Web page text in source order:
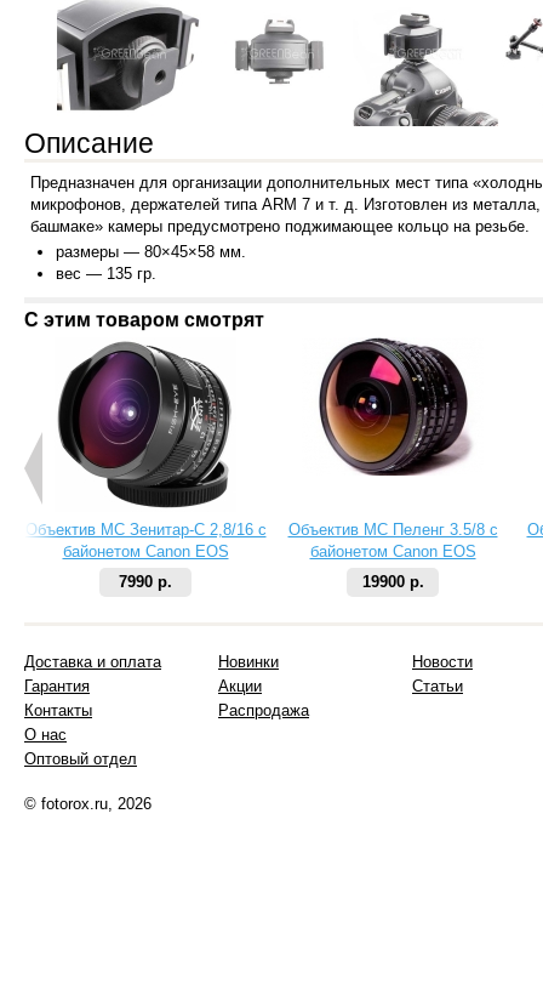
Описание
Предназначен для организации дополнительных мест типа
микрофонов, держателей типа ARM 7 и т. д. Изготовлен из
башмаке» камеры предусмотрено поджимающее кольцо на резьбе.
размеры — 80×45×58 мм.
вес — 135 гр.
С этим товаром смотрят
Объектив МС Зенитар-C 2,8/16 с
байонетом Canon EOS
7990 р.
Объектив МС Пеленг 3.5/8 с
байонетом Canon EOS
19900 р.
Доставка и оплата
Гарантия
Контакты
О нас
Оптовый отдел
Новинки
Акции
Распродажа
Новости
Статьи
© fotorox.ru, 2026